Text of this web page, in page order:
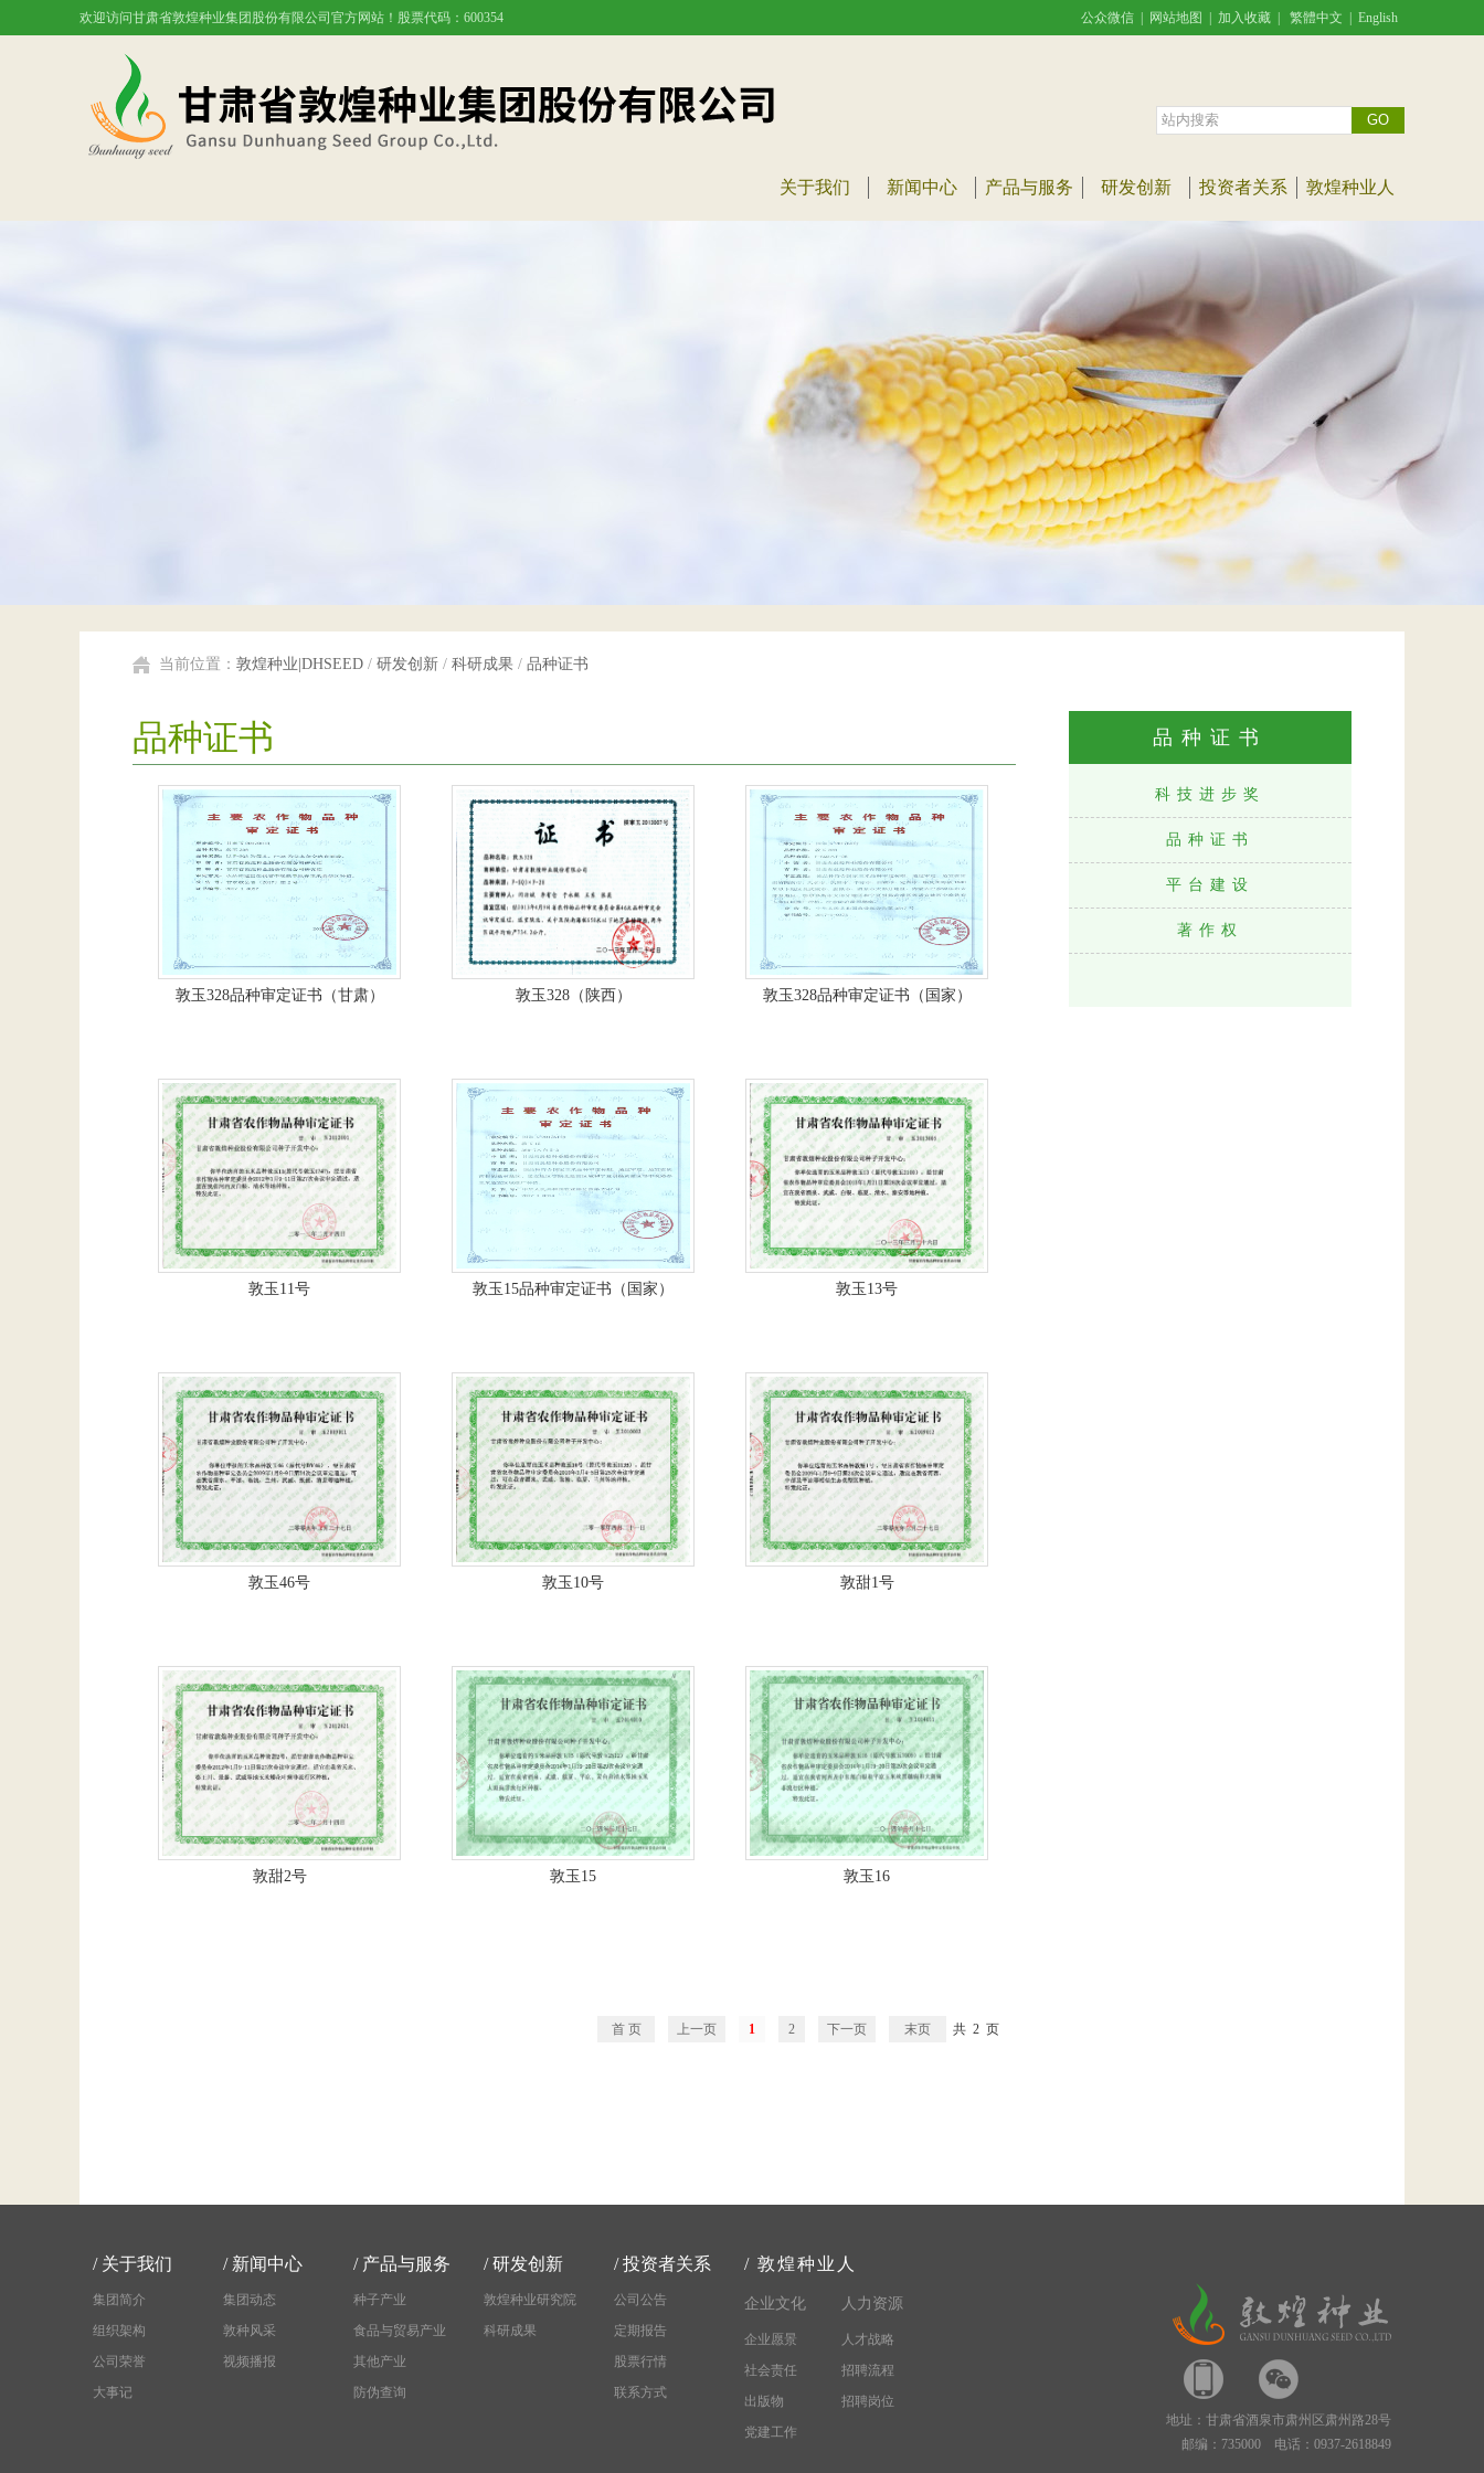
欢迎访问甘肃省敦煌种业集团股份有限公司官方网站！股票代码：600354 公众微信 网站地图 加入收藏 繁體中文 English
关于我们 新闻中心 产品与服务 研发创新 投资者关系 敦煌种业人
当前位置： 敦煌种业|DHSEED / 研发创新 / 科研成果 / 品种证书
品种证书
敦玉328品种审定证书（甘肃） 敦玉328（陕西） 敦玉328品种审定证书（国家）
敦玉11号 敦玉15品种审定证书（国家） 敦玉13号
敦玉46号 敦玉10号 敦甜1号
敦甜2号 敦玉15 敦玉16
首 页 上一页 1 2 下一页 末页 共 2 页
品种证书
科技进步奖
品种证书
平台建设
著作权
/ 关于我们
集团简介
组织架构
公司荣誉
大事记
/ 新闻中心
集团动态
敦种风采
视频播报
/ 产品与服务
种子产业
食品与贸易产业
其他产业
防伪查询
/研发创新
敦煌种业研究院
科研成果
/投资者关系
公司公告
定期报告
股票行情
联系方式
/ 敦煌种业人
企业文化
企业愿景
社会责任
出版物
党建工作
人力资源
人才战略
招聘流程
招聘岗位
地址：甘肃省酒泉市肃州区肃州路28号
邮编：735000 电话：0937-2618849